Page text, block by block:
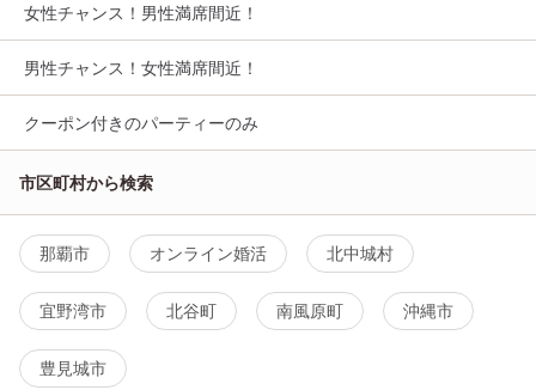
女性チャンス！男性満席間近！
男性チャンス！女性満席間近！
クーポン付きのパーティーのみ
市区町村から検索
那覇市 オンライン婚活 北中城村
宜野湾市 北谷町 南風原町 沖縄市
豊見城市